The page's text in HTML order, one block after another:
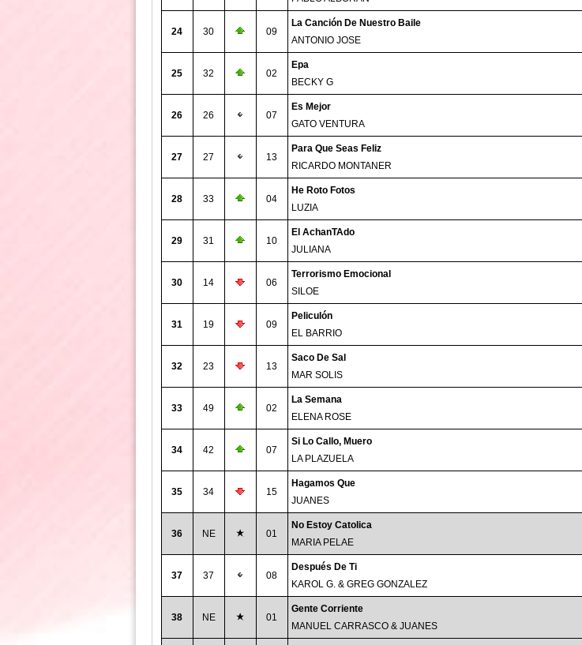
24 30 09
La Canción De Nuestro Baile
ANTONIO JOSE
25 32 02
Epa
BECKY G
26 26 07
Es Mejor
GATO VENTURA
27 27 13
Para Que Seas Feliz
RICARDO MONTANER
28 33 04
He Roto Fotos
LUZIA
29 31 10
El AchanTAdo
JULIANA
30 14 06
Terrorismo Emocional
SILOE
31 19 09
Peliculón
EL BARRIO
32 23 13
Saco De Sal
MAR SOLIS
33 49 02
La Semana
ELENA ROSE
34 42 07
Si Lo Callo, Muero
LA PLAZUELA
35 34 15
Hagamos Que
JUANES
36 NE 01
No Estoy Catolica
MARIA PELAE
37 37 08
Después De Ti
KAROL G. & GREG GONZALEZ
38 NE 01
Gente Corriente
MANUEL CARRASCO & JUANES